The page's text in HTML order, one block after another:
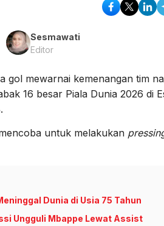
Sesmawati
Editor
gol mewarnai kemenangan tim
16 besar Piala Dunia 2026 di
untuk melakukan
Dunia di Usia 75 Tahun
Ungguli Mbappe Lewat Assist